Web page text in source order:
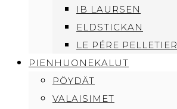
IB LAURSEN
ELDSTICKAN
LE PÉRE PELLETIER
PIENHUONEKALUT
PÖYDÄT
VALAISIMET